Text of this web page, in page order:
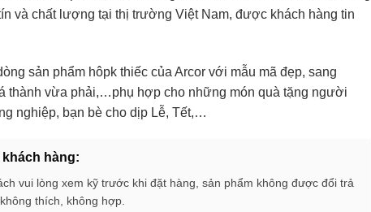
và chất lượng tại thị trường Việt Nam, được khách hàng tin
sản phẩm hôpk thiếc của Arcor với mẫu mã đẹp, sang
thành vừa phải,…phụ hợp cho những món quà tặng người
nghiệp, bạn bè cho dịp Lễ, Tết,…
khách hàng:
vui lòng xem kỹ trước khi đặt hàng, sản phẩm không được đổi trả
thích, không hợp.